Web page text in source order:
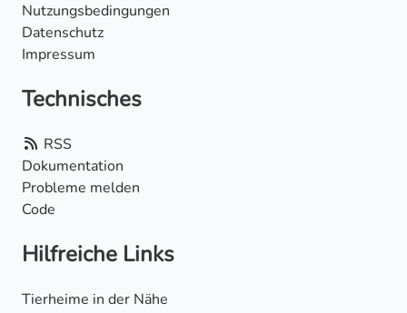
Nutzungsbedingungen
Datenschutz
Impressum
Technisches
RSS
Dokumentation
Probleme melden
Code
Hilfreiche Links
Tierheime in der Nähe